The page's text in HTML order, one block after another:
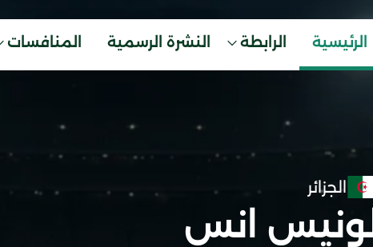
الرئيسية الرابطة النشرة الرسمية المنافسات
الجزائر
لونيس انس